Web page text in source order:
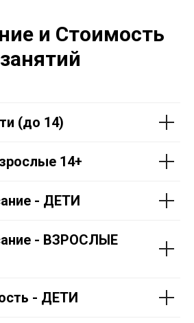
и Стоимость
занятий
(до 14)
14+
- ДЕТИ
- ВЗРОСЛЫЕ
- ДЕТИ